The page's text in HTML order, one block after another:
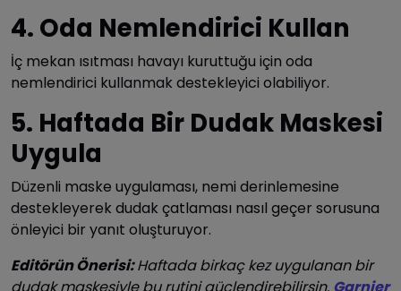
4. Oda Nemlendirici Kullan
İç mekan ısıtması havayı kuruttuğu için oda
nemlendirici kullanmak destekleyici olabiliyor.
5. Haftada Bir Dudak Maskesi
Uygula
Düzenli maske uygulaması, nemi derinlemesine
destekleyerek dudak çatlaması nasıl geçer sorusuna
önleyici bir yanıt oluşturuyor.
Editörün Önerisi:Haftada birkaç kez uygulanan bir